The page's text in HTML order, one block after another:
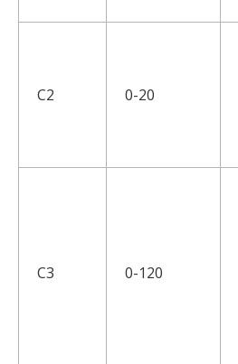
С2 0-20
С3 0-120